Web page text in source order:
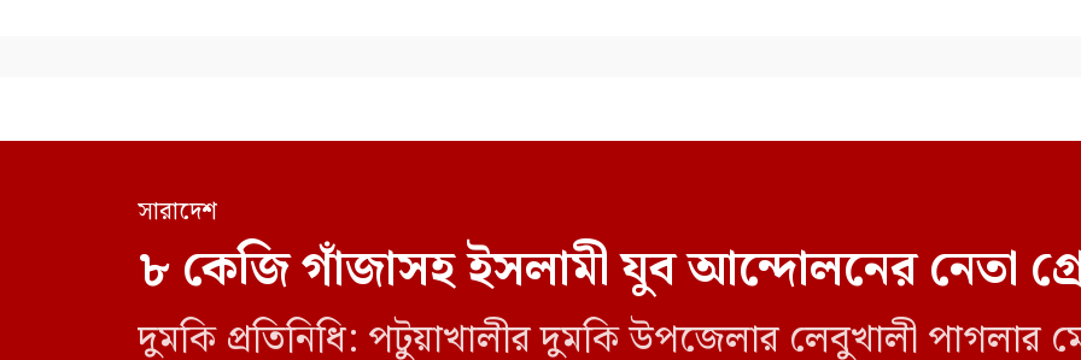
সারাদেশ
৮ কেজি গাঁজাসহ ইসলামী যুব আন্দোলনের নেতা
দুমকি প্রতিনিধি: পটুয়াখালীর দুমকি উপজেলার লেবুখালী পাগলার